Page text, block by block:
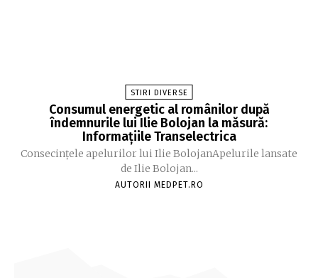
STIRI DIVERSE
Consumul energetic al românilor după
îndemnurile lui Ilie Bolojan la măsură:
Informațiile Transelectrica
Consecințele apelurilor lui Ilie BolojanApelurile lansate
de Ilie Bolojan...
AUTORII MEDPET.RO